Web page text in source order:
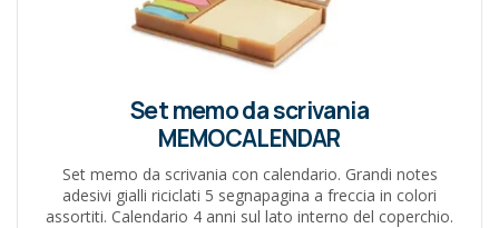
Set memo da scrivania
MEMOCALENDAR
Set memo da scrivania con calendario. Grandi notes
adesivi gialli riciclati 5 segnapagina a freccia in colori
assortiti. Calendario 4 anni sul lato interno del coperchio.